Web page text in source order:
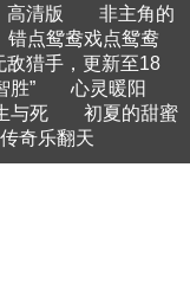
高清版
非主角的
错点鸳鸯戏点鸳鸯
敌猎手，更新至18
胜”
心灵暖阳
与死
初夏的甜蜜
奇乐翻天